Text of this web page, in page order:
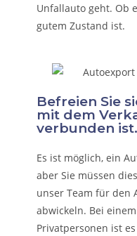
Unfallauto geht. Ob
gutem Zustand ist.
Befreien Sie
mit dem
verbunden ist.
Es ist möglich, ein
aber Sie müssen
unser Team für den
abwickeln. Bei
Privatpersonen ist